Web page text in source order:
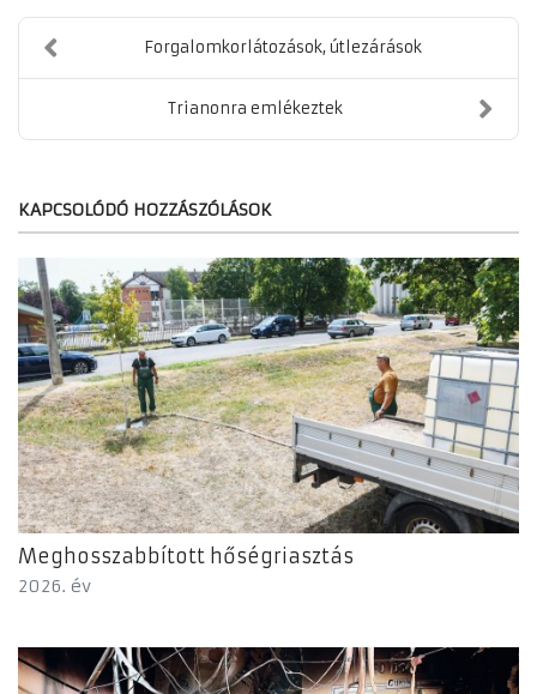
Forgalomkorlátozások, útlezárások
Trianonra emlékeztek
KAPCSOLÓDÓ HOZZÁSZÓLÁSOK
Meghosszabbított hőségriasztás
2026. év